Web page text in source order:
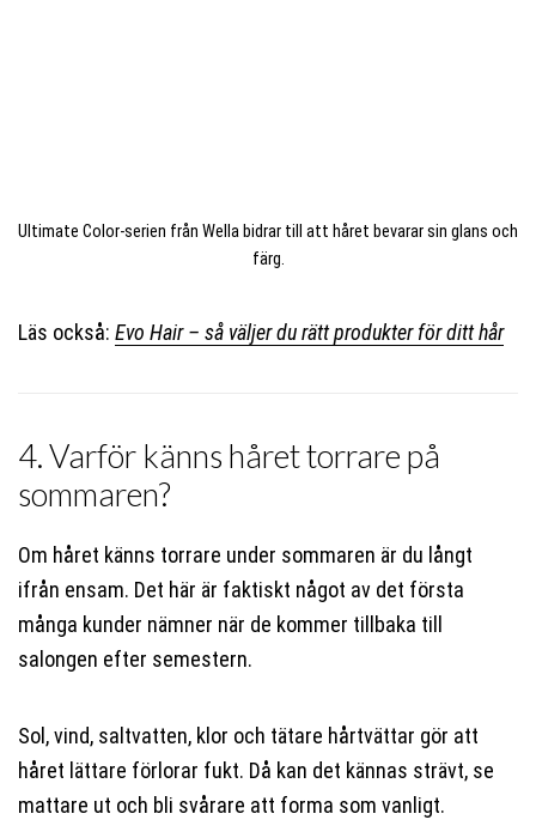
Ultimate Color-serien från Wella bidrar till att håret bevarar sin glans och
färg.
Läs också: Evo Hair – så väljer du rätt produkter för ditt hår
4. Varför känns håret torrare på
sommaren?
Om håret känns torrare under sommaren är du långt
ifrån ensam. Det här är faktiskt något av det första
många kunder nämner när de kommer tillbaka till
salongen efter semestern.
Sol, vind, saltvatten, klor och tätare hårtvättar gör att
håret lättare förlorar fukt. Då kan det kännas strävt, se
mattare ut och bli svårare att forma som vanligt.